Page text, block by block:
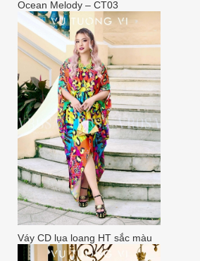
Ocean Melody – CT03
Váy CD lụa loang HT sắc màu